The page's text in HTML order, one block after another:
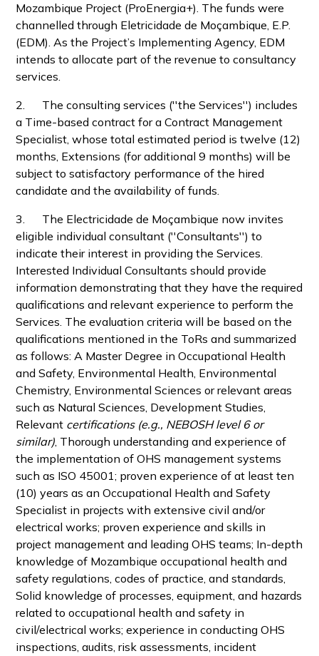
Mozambique Project (ProEnergia+). The funds were
channelled through Eletricidade de Moçambique, E.P.
(EDM). As the Project’s Implementing Agency, EDM
intends to allocate part of the revenue to consultancy
services.
2. The consulting services (''the Services'') includes
a Time-based contract for a Contract Management
Specialist, whose total estimated period is twelve (12)
months, Extensions (for additional 9 months) will be
subject to satisfactory performance of the hired
candidate and the availability of funds.
3. The Electricidade de Moçambique now invites
eligible individual consultant (''Consultants'') to
indicate their interest in providing the Services.
Interested Individual Consultants should provide
information demonstrating that they have the required
qualifications and relevant experience to perform the
Services. The evaluation criteria will be based on the
qualifications mentioned in the ToRs and summarized
as follows: A Master Degree in Occupational Health
and Safety, Environmental Health, Environmental
Chemistry, Environmental Sciences or relevant areas
such as Natural Sciences, Development Studies,
Relevant certifications (e.g., NEBOSH level 6 or
similar), Thorough understanding and experience of
the implementation of OHS management systems
such as ISO 45001; proven experience of at least ten
(10) years as an Occupational Health and Safety
Specialist in projects with extensive civil and/or
electrical works; proven experience and skills in
project management and leading OHS teams; In-depth
knowledge of Mozambique occupational health and
safety regulations, codes of practice, and standards,
Solid knowledge of processes, equipment, and hazards
related to occupational health and safety in
civil/electrical works; experience in conducting OHS
inspections, audits, risk assessments, incident